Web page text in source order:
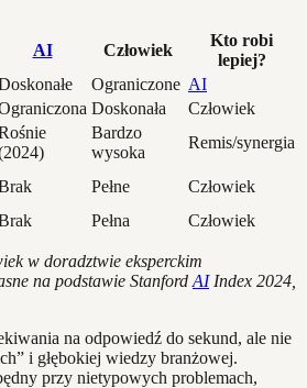
AI Człowiek
Kto robi
lepiej?
Ograniczone AI
Doskonała
Człowiek
Bardzo
wysoka
Remis/synergia
Pełne
Człowiek
Pełna Człowiek
w doradztwie eksperckim
na podstawie Stanford AIIndex 2024,
na odpowiedź do sekund, ale nie
i głębokiej wiedzy branżowej.
przy nietypowych problemach,